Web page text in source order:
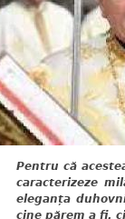
Pentru că
caracterizeze
eleganța
cine părem a fi,